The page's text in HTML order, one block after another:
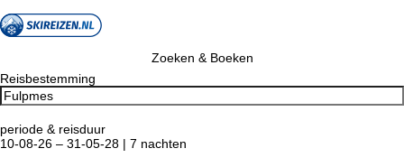
Zoeken & Boeken
Reisbestemming
periode & reisduur
10-08-26 – 31-05-28 | 7 nachten